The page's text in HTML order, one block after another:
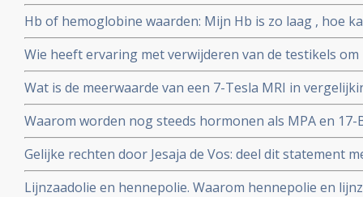
enz, wat zijn dat? Waarvoor dienen ze? En kan ik die
Hb of hemoglobine waarden: Mijn Hb is zo laag , hoe
Wie heeft ervaring met verwijderen van de testikels
Wat is de meerwaarde van een 7-Tesla MRI in
Waarom worden nog steeds hormonen als MPA en
bekend is dat dit kanker veroorzaakt?
Gelijke rechten door Jesaja de Vos: deel dit statement
Lijnzaadolie en hennepolie. Waarom hennepolie en